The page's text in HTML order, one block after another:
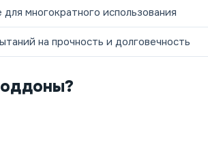
многократного использования
на прочность и долговечность